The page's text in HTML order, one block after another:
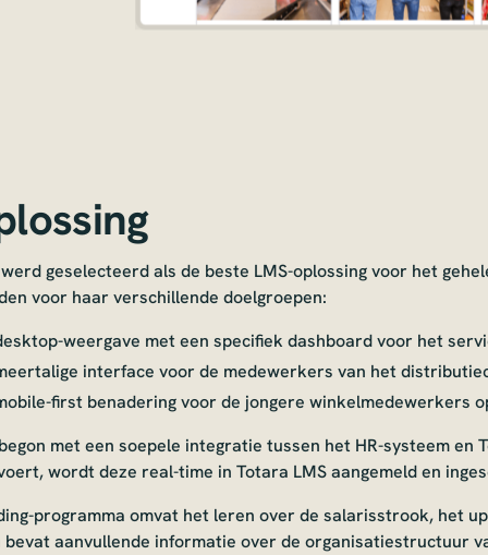
geselecteerd als de beste LMS-oplossing voor het
voor haar verschillende doelgroepen:
weergave met een specifiek dashboard voor het
interface voor de medewerkers van het
first benadering voor de jongere winkelmedewerkers
met een soepele integratie tussen het HR-systeem
wordt deze real-time in Totara LMS aangemeld en
programma omvat het leren over de salarisstrook, het
aanvullende informatie over de organisatiestructuur